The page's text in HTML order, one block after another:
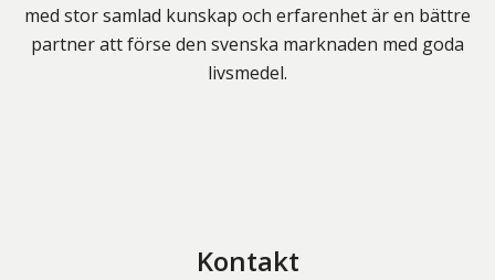
med stor samlad kunskap och erfarenhet är en bättre
partner att förse den svenska marknaden med goda
livsmedel.
Kontakt